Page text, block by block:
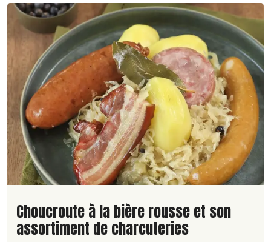
Lire la suite de la recette
Choucroute à la bière rousse et son
assortiment de charcuteries